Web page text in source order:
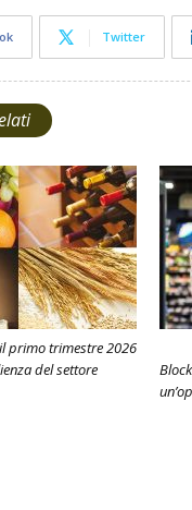
Twitter
primo trimestre 2026
del settore